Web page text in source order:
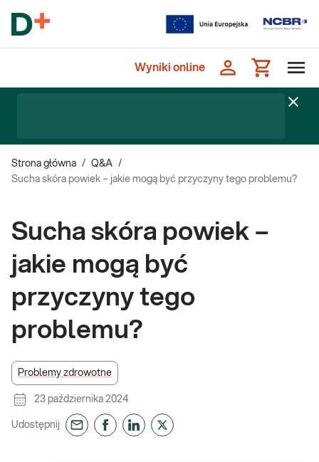
Wyniki online
Strona główna / Q&A /
Sucha skóra powiek – jakie mogą być przyczyny tego problemu?
Sucha skóra powiek –
jakie mogą być
przyczyny tego
problemu?
Problemy zdrowotne
23 października 2024
Udostępnij